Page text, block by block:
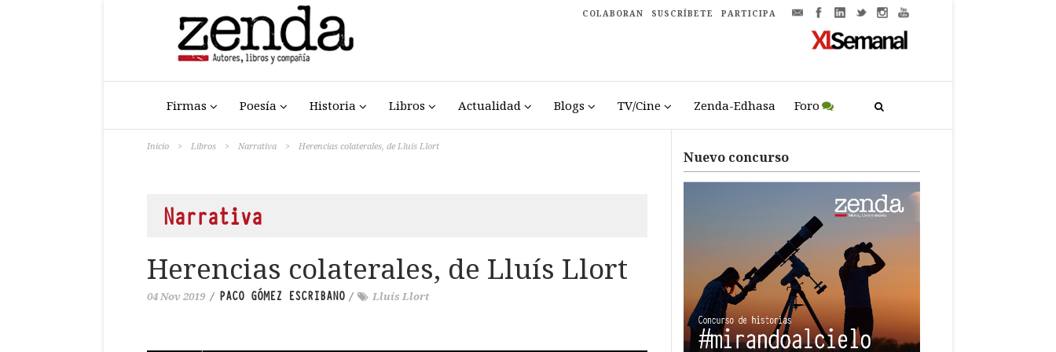
COLABORAN SUSCRÍBETE PARTICIPA
Firmas Poesía Historia Libros Actualidad Blogs TV/Cine Zenda-Edhasa Foro
Inicio > Libros > Narrativa > Herencias colaterales, de Lluís Llort
Narrativa
Herencias colaterales, de Lluís Llort
04 Nov 2019 / PACO GÓMEZ ESCRIBANO / Lluís Llort
Nuevo concurso